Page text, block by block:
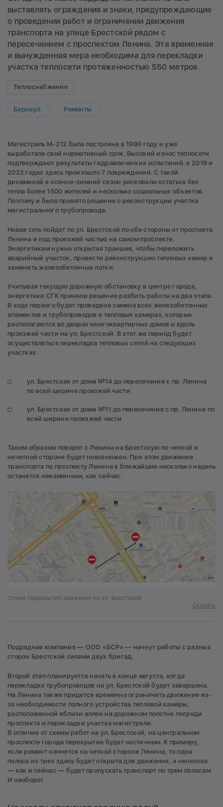
выставлять ограждения и знаки, предупреждающие
о проведении работ и ограничении движения
транспорта на улице Брестской рядом с
пересечением с проспектом Ленина. Эта временная
и вынужденная мера необходима для перекладки
участка теплосети протяженностью 550 метров.
Теплоснабжение
Барнаул Ремонты
Магистраль М-212 была построена в 1990 году и уже
выработала свой нормативный срок. Высокий износ теплосети
подтверждают результаты гидравлических испытаний: в 2019 и
2022 годах здесь произошло 7 повреждений. С такой
динамикой в осенне-зимний сезон рисковали остаться без
тепла более 1500 жителей и несколько социальных объектов.
Поэтому и было принято решение о реконструкции участка
магистрального трубопровода.
Новая сеть пойдет по ул. Брестской по обе стороны от проспекта
Ленина и под проезжей частью на самом проспекте.
Энергетикам нужна открытая траншея, чтобы переложить
аварийный участок, провести реконструкцию тепловых камер и
заменить железобетонные лотки.
Учитывая текущую дорожную обстановку в центре города,
энергетики СГК приняли решение разбить работы на два этапа.
В ходе первого будет проведена замена всех железобетонных
элементов и трубопроводов в тепловых камерах, которые
располагаются во дворах многоквартирных домов и вдоль
проезжей части на ул. Брестской. В этот же период будет
осуществляться перекладка тепловых сетей на следующих
участках:
ул. Брестская от дома №14 до пересечения с пр. Ленина
по всей ширине проезжей части
ул. Брестская от дома №11 до пересечения с пр. Ленина по
всей ширине проезжей части
Таким образом поворот с Ленина на Брестскую по четной и
нечетной стороне будет невозможен. При этом движение
транспорта по проспекту Ленина в ближайшие несколько недель
останется неизменным, как сейчас.
Схема перекрытия движения на ул. Брестской
Скачать
Подрядная компания — ООО «БСР» — начнут работы с разных
сторон Брестской силами двух бригад.
Второй этап планируется начать в конце августа, когда
перекладка трубопроводов на ул. Брестской будет завершена.
На Ленина также придется временно ограничить движение из-
за необходимости полного устройства тепловой камеры,
расположенной вблизи аллеи на дорожном полотне посреди
проспекта и перекладки участка магистрали.
В отличие от схемы работ на ул. Брестской, на центральном
проспекте города перекрытие будет частичным. К примеру,
если ремонт начнется на четной стороне Ленина, то одна
полоса из трех здесь будет открыта для движения, а нечетная
— как и сейчас — будет пропускать транспорт по трем полосам.
И наоборот.